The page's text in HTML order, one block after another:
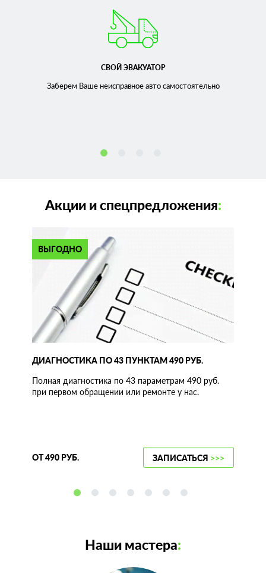
СВОЙ ЭВАКУАТОР
Заберем Ваше неисправноеавто самостоятельно
Акции и спецпредложения:
ВЫГОДНО
ДИАГНОСТИКА ПО 43 ПУНКТАМ 490 РУБ.
Полная диагностика по 43 параметрам 490 руб.
при первом обращении или ремонте у нас.
ОТ 490 РУБ. ЗАПИСАТЬСЯ >>>
Наши мастера: